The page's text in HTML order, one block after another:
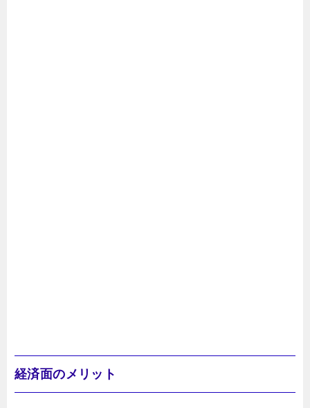
経済面のメリット